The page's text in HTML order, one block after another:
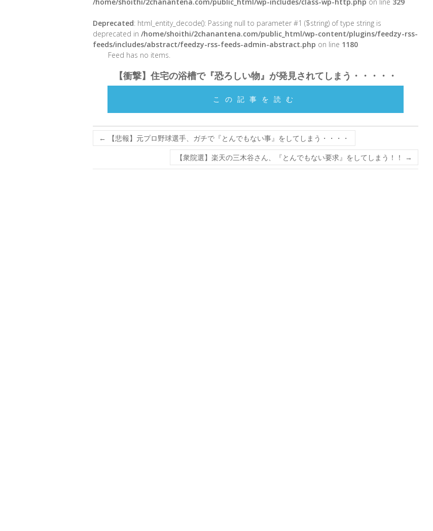
Deprecated: html_entity_decode(): Passing null to parameter #1 ($string) of type string is
deprecated in /home/shoithi/2chanantena.com/public_html/wp-content/plugins/feedzy-rss-
feeds/includes/abstract/feedzy-rss-feeds-admin-abstract.php on line 1180
Feed has no items.
【衝撃】住宅の浴槽で『恐ろしい物』が発見されてしまう・・・・・
この記事を読む
←
【悲報】元プロ野球選手、ガチで『とんでもない事』をしてしまう・・・・
【衆院選】楽天の三木谷さん、『とんでもない要求』をしてしまう！！
→